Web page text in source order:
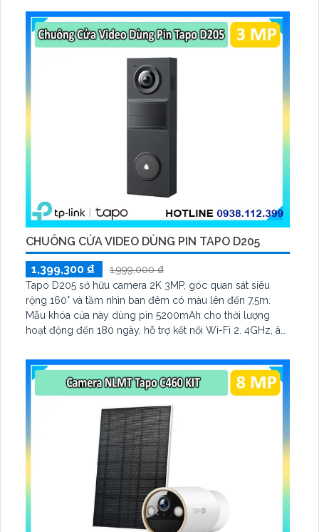
CHUÔNG CỬA VIDEO DÙNG PIN TAPO D205
1,399,300 ₫
1,999,000 ₫
Tapo D205 sở hữu camera 2K 3MP, góc quan sát siêu
rộng 160° và tầm nhìn ban đêm có màu lên đến 7,5m.
Mẫu khóa cửa này dùng pin 5200mAh cho thời lượng
hoạt động đến 180 ngày, hỗ trợ kết nối Wi-Fi 2. 4GHz, âm